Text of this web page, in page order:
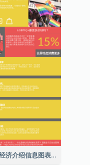
粉红经济介绍信息图表